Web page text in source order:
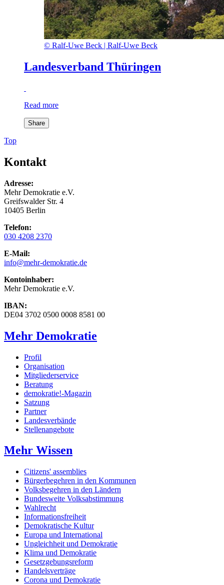
© Ralf-Uwe Beck | Ralf-Uwe Beck
Landesverband Thüringen
Read more
Share
Top
Kontakt
Adresse:
Mehr Demokratie e.V.
Greifswalder Str. 4
10405 Berlin
Telefon:
030 4208 2370
E-Mail:
info@mehr-demokratie.de
Kontoinhaber:
Mehr Demokratie e.V.
IBAN:
DE04 3702 0500 0008 8581 00
Mehr Demokratie
Profil
Organisation
Mitgliederservice
Beratung
demokratie!-Magazin
Satzung
Partner
Landesverbände
Stellenangebote
Mehr Wissen
Citizens' assemblies
Bürgerbegehren in den Kommunen
Volksbegehren in den Ländern
Bundesweite Volksabstimmung
Wahlrecht
Informationsfreiheit
Demokratische Kultur
Europa und International
Ungleichheit und Demokratie
Klima und Demokratie
Gesetzgebungsreform
Handelsverträge
Corona und Demokratie